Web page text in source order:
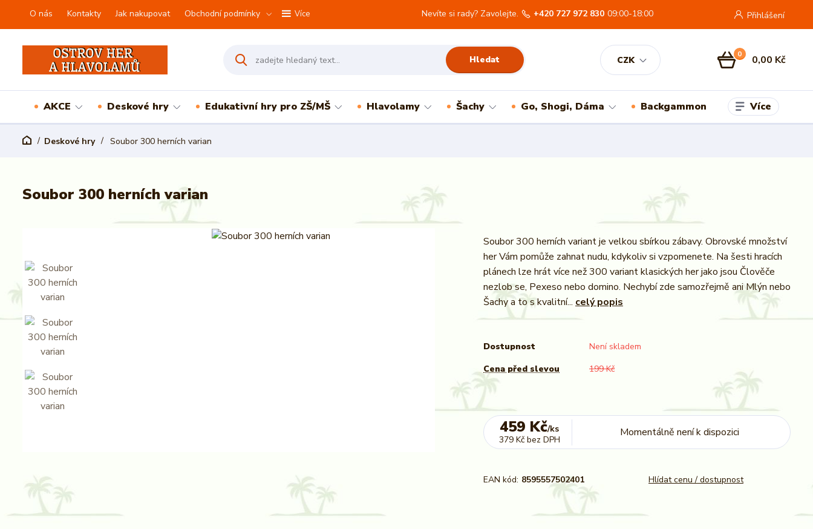
O nás Kontakty Jak nakupovat Obchodní podmínky Více
CZK
Přihlášení
Hledat
Nevíte si rady? Zavolejte. +420 727 972 830 09:00-18:00
0 0,00 Kč
AKCE Deskové hry Edukativní hry pro ZŠ/MŠ Hlavolamy Šachy Go, Shogi, Dáma Backgammon Více
Deskové hry Soubor 300 herních varian
Soubor 300 herních varian
Soubor 300 herních variant je velkou sbírkou zábavy. Obrovské množství
her Vám pomůže zahnat nudu, kdykoliv si vzpomenete. Na šesti hracích
plánech lze hrát více než 300 variant klasických her jako jsou Člověče
nezlob se, Pexeso nebo domino. Nechybí zde samozřejmě ani Mlýn nebo
Šachy a to s kvalitní... celý popis
Dostupnost
Není skladem
Cena před slevou
199 Kč
459 Kč/ks
379 Kč bez DPH
Momentálně není k dispozici
EAN kód: 8595557502401 Hlídat cenu / dostupnost